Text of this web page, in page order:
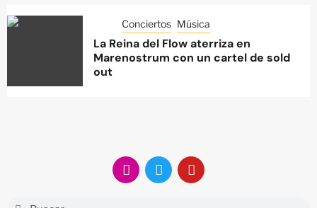
Conciertos Música
La Reina del Flow aterriza en
Marenostrum con un cartel de sold
out